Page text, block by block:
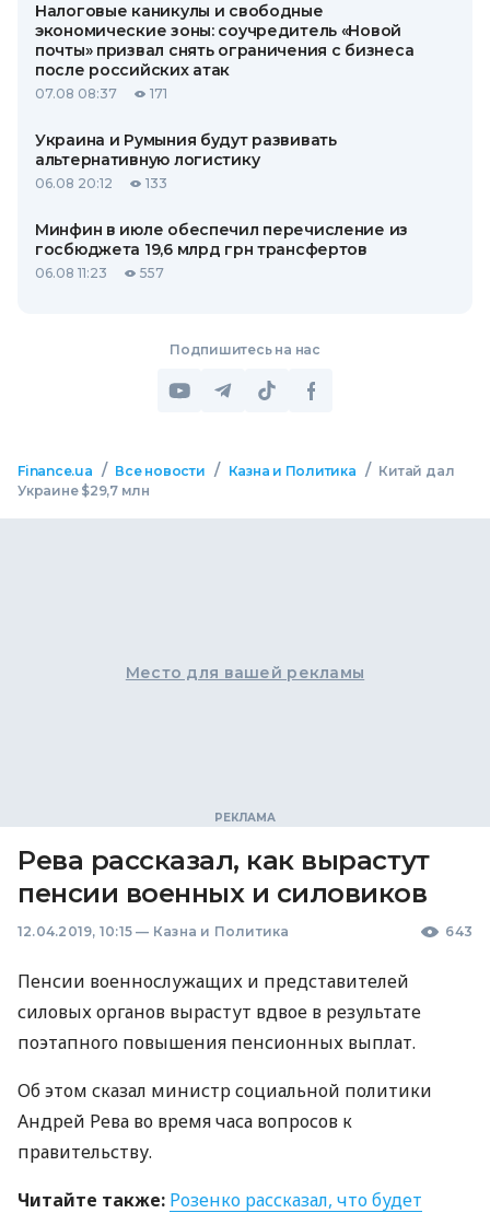
Налоговые каникулы и свободные
экономические зоны: соучредитель «Новой
почты» призвал снять ограничения с бизнеса
после российских атак
07.08 08:37 171
Украина и Румыния будут развивать
альтернативную логистику
06.08 20:12 133
Минфин в июле обеспечил перечисление из
госбюджета 19,6 млрд грн трансфертов
06.08 11:23 557
Подпишитесь на нас
Finance.ua / Все новости / Казна и Политика / Китай дал
Украине $29,7 млн
Место для вашей рекламы
Рева рассказал, как вырастут
пенсии военных и силовиков
12.04.2019, 10:15 — Казна и Политика 643
Пенсии военнослужащих и представителей
силовых органов вырастут вдвое в результате
поэтапного повышения пенсионных выплат.
Об этом сказал министр социальной политики
Андрей Рева во время часа вопросов к
правительству.
Читайте также: Розенко рассказал, что будет